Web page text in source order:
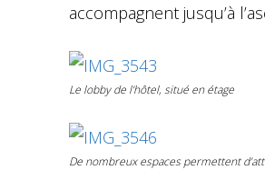
accompagnent jusqu’à
Le lobby de l’hôtel, situé en étage
De nombreux espaces permettent